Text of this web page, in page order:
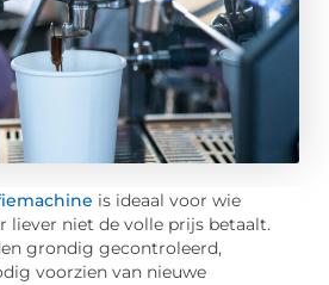
is ideaal voor wie
liever niet de volle prijs betaalt.
grondig gecontroleerd,
voorzien van nieuwe